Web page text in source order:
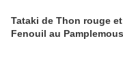
Tataki de Thon rouge
Fenouil au